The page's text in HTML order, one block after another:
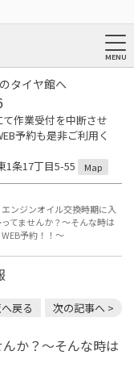
タイヤ館へ
作業受付を中断させ
予約も是非ご利用く
条17丁目5-55
Map
エンジンオイル交換時期に入
ってませんか？～そんな時は
WEB予約！！～
戻る 次の記事へ >
か？～そんな時は